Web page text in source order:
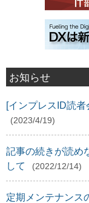
お知らせ
[インプレスID読
(2023/4/19)
記事の続きが読め
して
(2022/12/14)
定期メンテナンス